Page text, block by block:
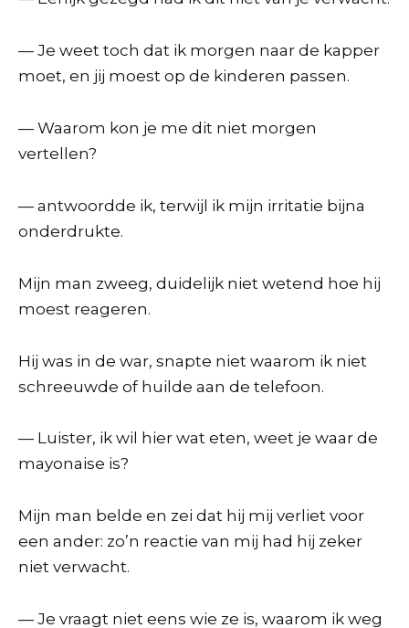
— Je weet toch dat ik morgen naar de kapper
moet, en jij moest op de kinderen passen.
— Waarom kon je me dit niet morgen
vertellen?
— antwoordde ik, terwijl ik mijn irritatie bijna
onderdrukte.
Mijn man zweeg, duidelijk niet wetend hoe hij
moest reageren.
Hij was in de war, snapte niet waarom ik niet
schreeuwde of huilde aan de telefoon.
— Luister, ik wil hier wat eten, weet je waar de
mayonaise is?
Mijn man belde en zei dat hij mij verliet voor
een ander: zo’n reactie van mij had hij zeker
niet verwacht.
— Je vraagt niet eens wie ze is, waarom ik weg